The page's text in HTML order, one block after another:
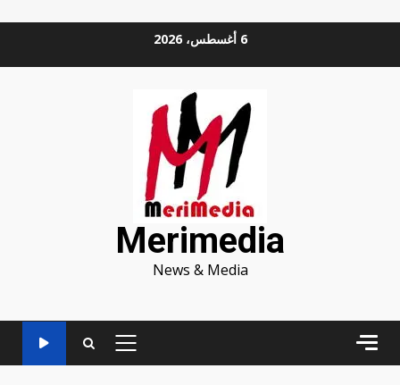
6 أغسطس، 2026
Merimedia
News & Media
PRIMARY